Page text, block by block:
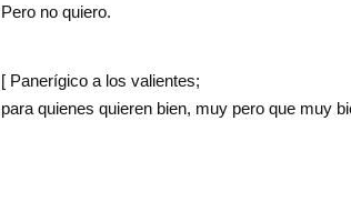
Pero no quiero.
[ Panerígico a los valientes;
para quienes quieren bien, muy pero que muy